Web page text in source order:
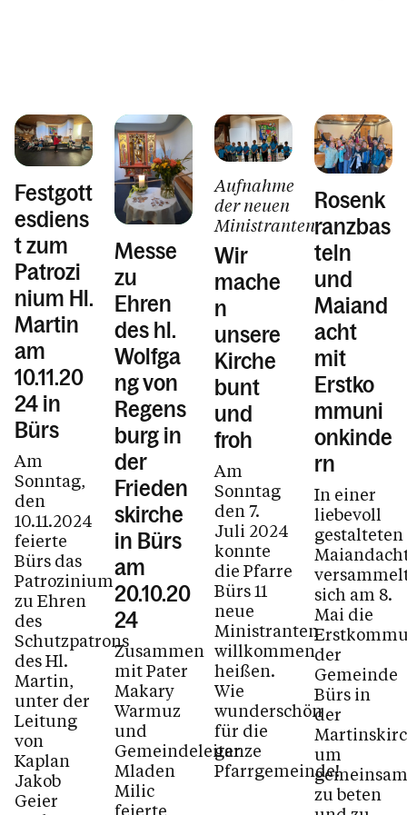
Festgott
esdiens
t zum
Patrozi
nium Hl.
Martin
am
10.11.20
24 in
Bürs
Am
Sonntag,
den
10.11.2024
feierte
Bürs das
Patrozinium
zu Ehren
des
Schutzpatrons
des Hl.
Martin,
unter der
Leitung
von
Kaplan
Jakob
Geier
Messe
zu
Ehren
des hl.
Wolfga
ng von
Regens
burg in
der
Frieden
skirche
in Bürs
am
20.10.20
24
Zusammen
mit Pater
Makary
Warmuz
und
Gemeindeleiter
Mladen
Milic
feierte
Aufnahme
der neuen
Ministranten
Wir
mache
n
unsere
Kirche
bunt
und
froh
Am
Sonntag
den 7.
Juli 2024
konnte
die Pfarre
Bürs 11
neue
Ministranten
willkommen
heißen.
Wie
wunderschön
für die
ganze
Pfarrgemeinde!
Rosenk
ranzbas
teln
und
Maiand
acht
mit
Erstko
mmuni
onkinde
rn
In einer
liebevoll
gestalteten
sich am 8.
Mai die
der
Gemeinde
Bürs in
der
um
gemeinsam
zu beten